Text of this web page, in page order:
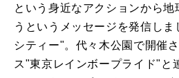
という身近なアクションから地
うというメッセージを発信し
シティー"。代々木公園で開催
ス"東京レインボープライド"と